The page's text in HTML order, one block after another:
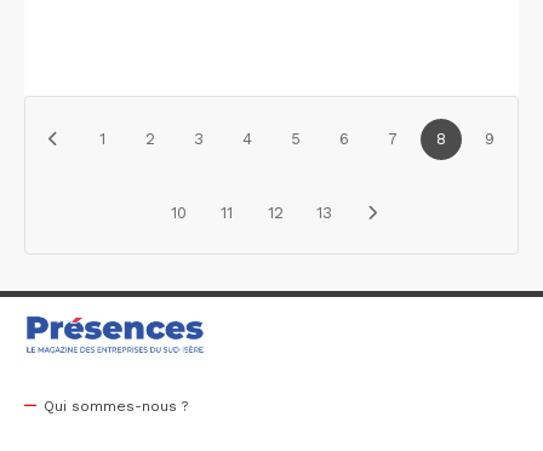
1 2 3 4 5 6 7 8 9
10 11 12 13
Qui sommes-nous ?